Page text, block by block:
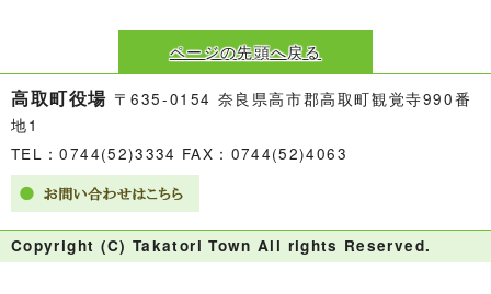
ページの先頭へ戻る
高取町役場 〒635-0154 奈良県高市郡高取町観覚寺990番
地1
TEL：0744(52)3334 FAX：0744(52)4063
Copyright (C) Takatori Town All rights Reserved.